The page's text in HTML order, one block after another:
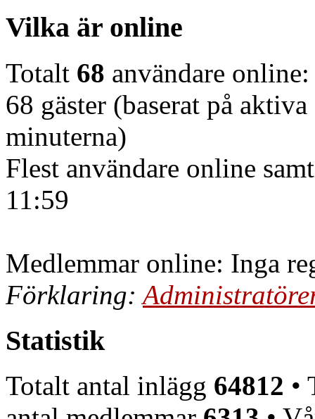
Vilka är online
Totalt 68 användare
68 gäster (baserat på
minuterna)
Flest användare online
11:59
Medlemmar online: Inga
Förklaring:
Statistik
Totalt antal inlägg 64812 •